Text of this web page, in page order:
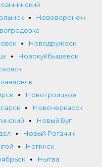
Нововоронеж
Новодружеск
Новокуйбышевск
Новотроицкое
Новочеркасск
Новый Буг
Новый Рогачик
Ногинск
Нытва